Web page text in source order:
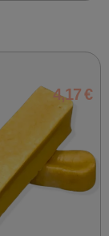
4,17 €